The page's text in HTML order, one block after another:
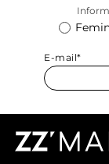
E-mail*